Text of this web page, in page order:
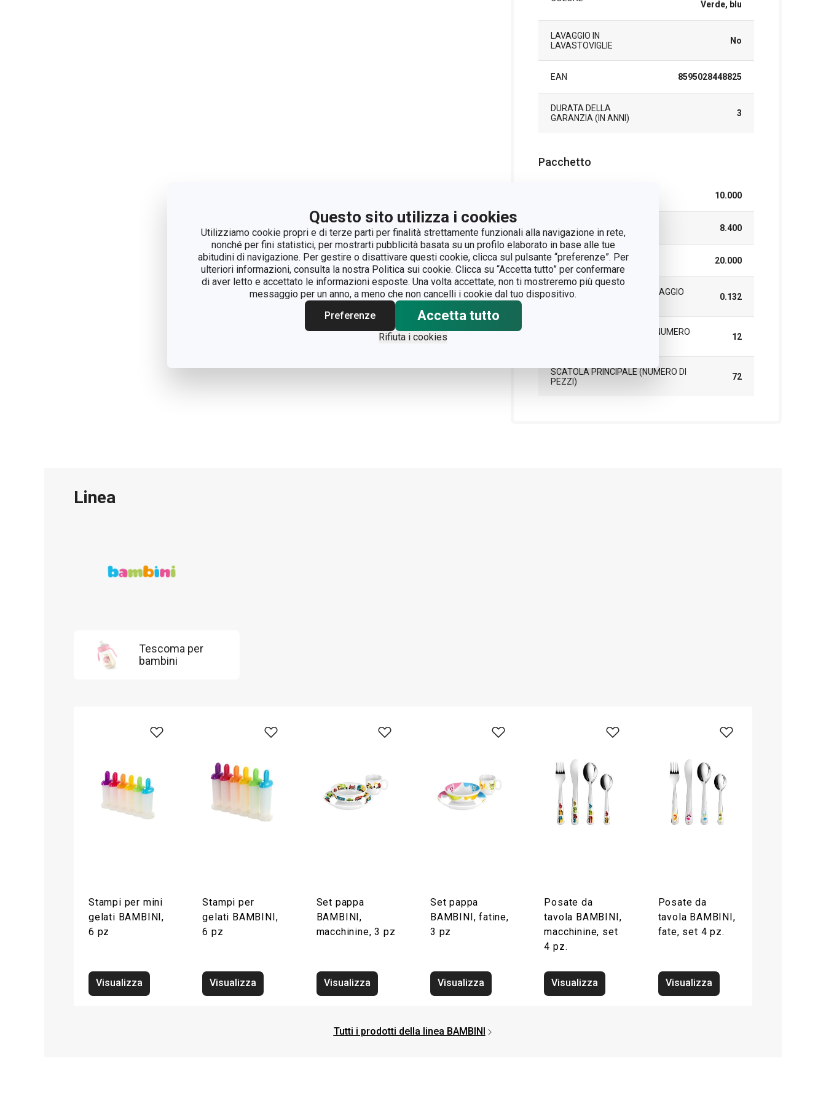
Questo sito utilizza i cookies
Utilizziamo cookie propri e di terze parti per finalità strettamente funzionali alla navigazione in rete,
nonché per fini statistici, per mostrarti pubblicità basata su un profilo elaborato in base alle tue
abitudini di navigazione. Per gestire o disattivare questi cookie, clicca sul pulsante “preferenze”. Per
ulteriori informazioni, consulta la nostra Politica sui cookie. Clicca su “Accetta tutto” per confermare
di aver letto e accettato le informazioni esposte. Una volta accettate, non ti mostreremo più questo
messaggio per un anno, a meno che non cancelli i cookie dal tuo dispositivo.
Preferenze
Accetta tutto
Rifiuta i cookies
Verde, blu
LAVAGGIO IN
LAVASTOVIGLIE
No
EAN 8595028448825
DURATA DELLA
GARANZIA (IN ANNI)
3
Pacchetto
10.000
ALTEZZA (CM) 8.400
LUNGHEZZA (CM) 20.000
PESO COMPRESO L'IMBALLAGGIO
0.132
IMBALLAGGIO DI GRUPPO (NUMERO
12
SCATOLA PRINCIPALE (NUMERO DI
PEZZI)
72
Linea
Tescoma per
bambini
Stampi per mini
gelati BAMBINI,
6 pz
Visualizza
Stampi per
gelati BAMBINI,
6 pz
Visualizza
Set pappa
BAMBINI,
macchinine, 3 pz
Visualizza
Set pappa
BAMBINI, fatine,
3 pz
Visualizza
Posate da
tavola BAMBINI,
macchinine, set
4 pz.
Visualizza
Posate da
tavola BAMBINI,
fate, set 4 pz.
Visualizza
Tutti i prodotti della linea BAMBINI